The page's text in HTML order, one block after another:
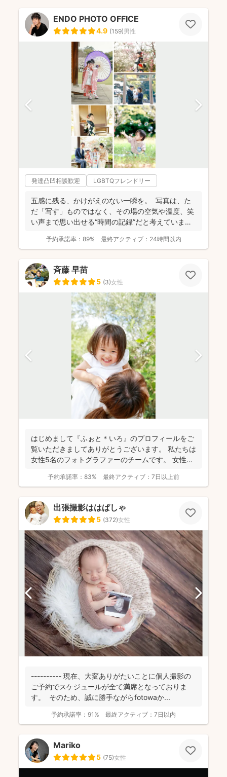
ENDO PHOTO OFFICE
4.9 (159)男性
発達凸凹相談歓迎 LGBTQフレンドリー
五感に残る、かけがえのない一瞬を。 写真は、た
だ「写す」ものではなく、その場の空気や温度、笑
い声まで思い出せる“時間の記録”だと考えていま
予約承諾率： 89% 最終アクティブ： 24時間以内
斉藤 早苗
5 (3)女性
はじめまして『ふぉと＊いろ』のプロフィールをご
覧いただきましてありがとうございます。 私たちは
女性5名のフォトグラファーのチームです。 女性な
予約承諾率： 83% 最終アクティブ： 7日以上前
出張撮影ははぱしゃ
5 (372)女性
---------- 現在、大変ありがたいことに個人撮影の
ご予約でスケジュールが全て満席となっておりま
す。 そのため、誠に勝手ながらfotowaか...
予約承諾率： 91% 最終アクティブ： 7日以内
Mariko
5 (75)女性